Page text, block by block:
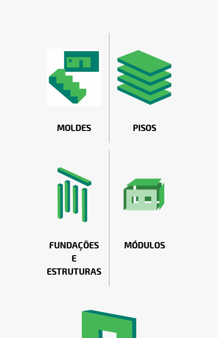
MOLDES PISOS
FUNDAÇÕES
E
ESTRUTURAS
MÓDULOS